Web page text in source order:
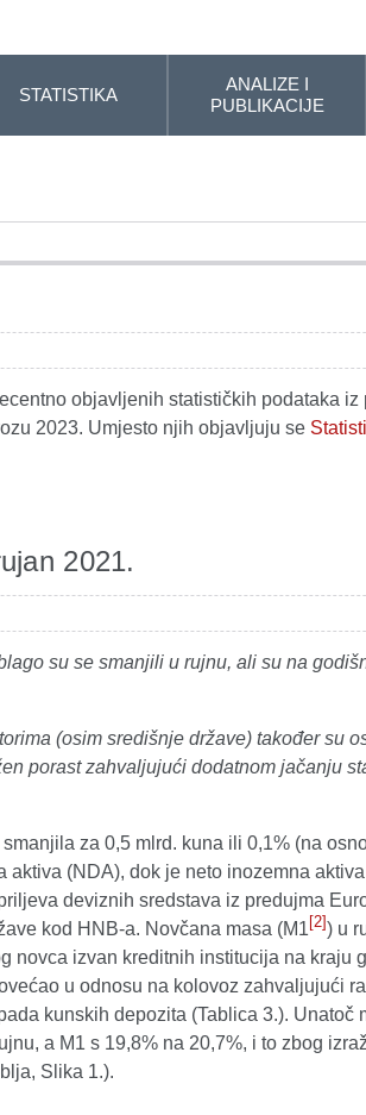
STATISTIKA
ANALIZE I
PUBLIKACIJE
objavljenih statističkih podataka
2023. Umjesto njih objavljuju se
2021.
su se smanjili u rujnu, ali su na
(osim središnje države) također su
porast zahvaljujući dodatnom jačanju
za 0,5 mlrd. kuna ili 0,1% (na
(NDA), dok je neto inozemna
deviznih sredstava iz predujma
kod HNB-a. Novčana masa (M1 [2]) u
novca izvan kreditnih institucija na kraju
u odnosu na kolovoz zahvaljujući
kunskih depozita (Tablica 3.). Unatoč
a M1 s 19,8% na 20,7%, i to zbog
Slika 1.).